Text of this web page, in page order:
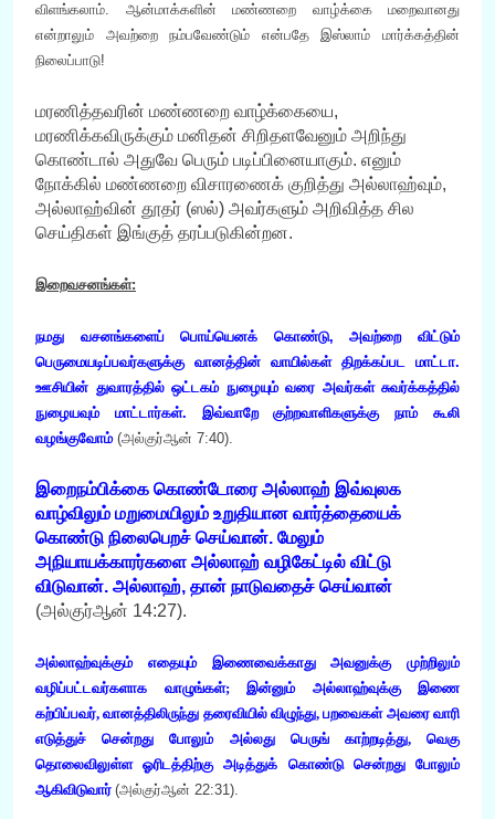
விளங்கலாம். ஆன்மாக்களின் மண்ணறை வாழ்க்கை மறைவானது
என்றாலும் அவற்றை நம்பவேண்டும் என்பதே இஸ்லாம் மார்க்கத்தின்
நிலைப்பாடு!
மரணித்தவரின் மண்ணறை வாழ்க்கையை,
மரணிக்கவிருக்கும் மனிதன் சிறிதளவேனும் அறிந்து
கொண்டால் அதுவே பெரும் படிப்பினையாகும். எனும்
நோக்கில் மண்ணறை விசாரணைக் குறித்து அல்லாஹ்வும்,
அல்லாஹ்வின் தூதர் (ஸல்) அவர்களும் அறிவித்த சில
செய்திகள் இங்குத் தரப்படுகின்றன.
இறைவசனங்கள்:
நமது வசனங்களைப் பொய்யெனக் கொண்டு, அவற்றை விட்டும்
பெருமையடிப்பவர்களுக்கு வானத்தின் வாயில்கள் திறக்கப்பட மாட்டா.
ஊசியின் துவாரத்தில் ஒட்டகம் நுழையும் வரை அவர்கள் சுவர்க்கத்தில்
நுழையவும் மாட்டார்கள். இவ்வாறே குற்றவாளிகளுக்கு நாம் கூலி
வழங்குவோம்(அல்குர்ஆன் 7:40).
இறைநம்பிக்கை கொண்டோரை அல்லாஹ் இவ்வுலக
வாழ்விலும் மறுமையிலும் உறுதியான வார்த்தையைக்
கொண்டு நிலைபெறச் செய்வான். மேலும்
அநியாயக்காரர்களை அல்லாஹ் வழிகேட்டில் விட்டு
விடுவான். அல்லாஹ், தான் நாடுவதைச் செய்வான்
(அல்குர்ஆன் 14:27).
அல்லாஹ்வுக்கும் எதையும் இணைவைக்காது அவனுக்கு முற்றிலும்
வழிப்பட்டவர்களாக வாழுங்கள்; இன்னும் அல்லாஹ்வுக்கு இணை
கற்பிப்பவர், வானத்திலிருந்து தரைவியில் விழுந்து, பறவைகள் அவரை வாரி
எடுத்துச் சென்றது போலும் அல்லது பெருங் காற்றடித்து, வெகு
தொலைவிலுள்ள ஓரிடத்திற்கு அடித்துக் கொண்டு சென்றது போலும்
ஆகிவிடுவார் (அல்குர்ஆன் 22:31).